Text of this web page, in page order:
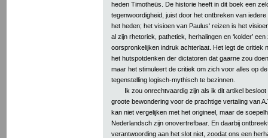
heden Timotheüs. De historie heeft in dit boek een
tegenwoordigheid, juist door het ontbreken van
het heden; het visioen van Paulus' reizen is het
al zijn rhetoriek, pathetiek, herhalingen en ‘kolder’
oorspronkelijken indruk achterlaat. Het legt de critiek
het hutspotdenken der dictatoren dat gaarne zou
maar het stimuleert de critiek om zich voor alles op
tegenstelling logisch-mythisch te bezinnen.
Ik zou onrechtvaardig zijn als ik dit artikel
groote bewondering voor de prachtige vertaling van
kan niet vergelijken met het origineel, maar de
Nederlandsch zijn onovertrefbaar. En daarbij
verantwoording aan het slot niet, zoodat ons een